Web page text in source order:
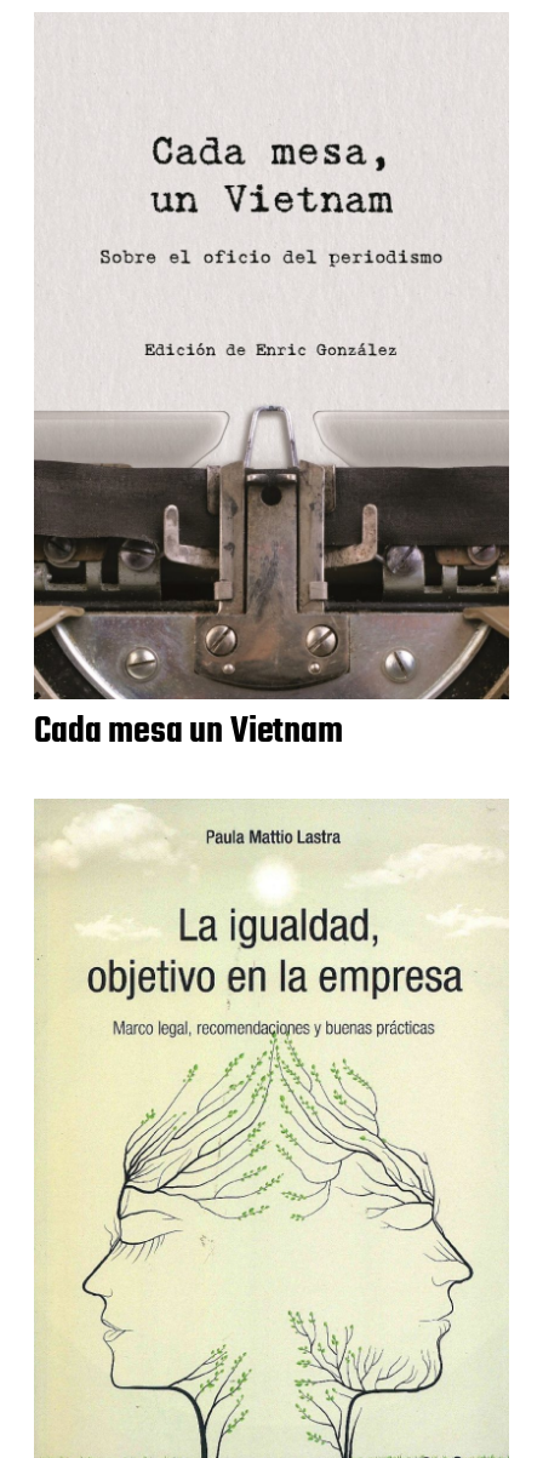
Cada mesa un Vietnam